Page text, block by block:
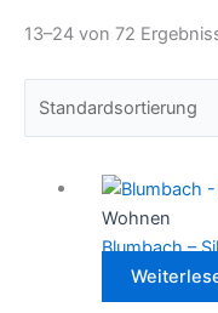
13–24 von 72
Wohnen
Blumbach –